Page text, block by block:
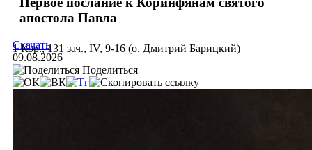
апостола Павла
1 Кор., 131 зач., IV, 9-16 (о. Дмитрий Барицкий)
Скачать
09.08.2026
Поделиться